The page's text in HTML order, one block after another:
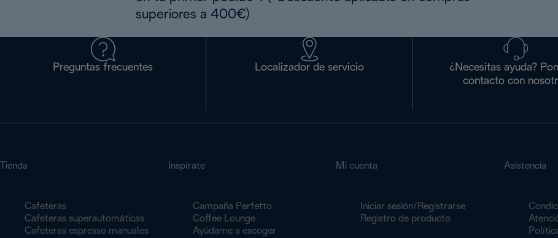
superiores a 400€)
Preguntas frecuentes Localizador de servicio
¿Necesitas ayuda?
contacto con
Tienda
Cafeteras
Cafeteras superautomáticas
Cafeteras espresso manuales
Inspírate
Campaña Perfetto
Coffee Lounge
Ayúdame a escoger
Mi cuenta
Iniciar sesión/Registrarse
Registro de producto
Asistencia